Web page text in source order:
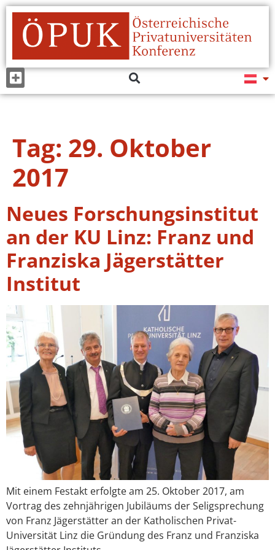
Tag: 29. Oktober
2017
Neues Forschungsinstitut
an der KU Linz: Franz und
Franziska Jägerstätter
Institut
Mit einem Festakt erfolgte am 25. Oktober 2017, am
Vortrag des zehnjährigen Jubiläums der Seligsprechung
von Franz Jägerstätter an der Katholischen Privat-
Universität Linz die Gründung des Franz und Franziska